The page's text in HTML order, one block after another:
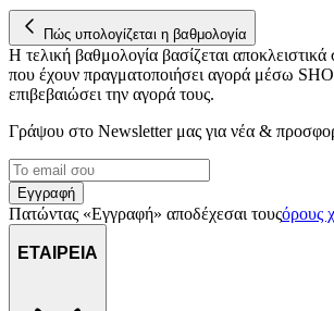
Πώς υπολογίζεται η βαθμολογία
Η τελική βαθμολογία βασίζεται αποκλειστικά
που έχουν πραγματοποιήσει αγορά μέσω
επιβεβαιώσει την αγορά τους.
Γράψου στο Νewsletter μας για νέα &
Εγγραφή
Πατώντας «Εγγραφή» αποδέχεσαι τουςόρους
ΕΤΑΙΡΕΙΑ